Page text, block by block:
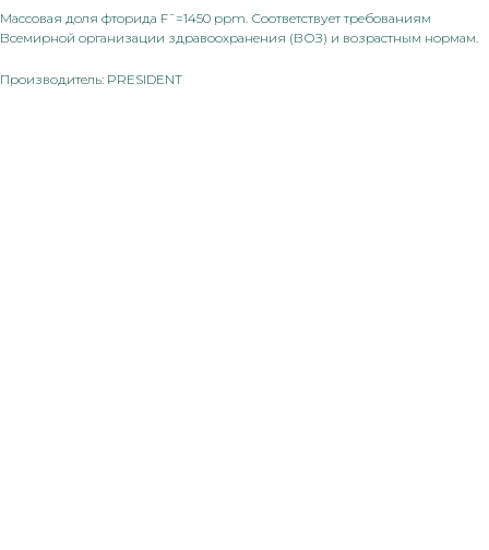
Массовая доля фторида F¯=1450 ppm. Соответствует требованиям
Всемирной организации здравоохранения (ВОЗ) и возрастным нормам.
Производитель: PRESIDENT